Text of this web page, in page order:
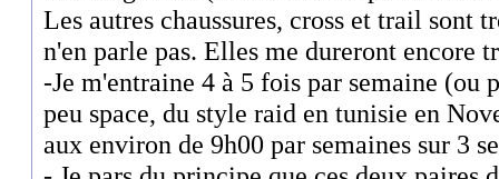
Les autres chaussures, cross et trail sont
n'en parle pas. Elles me dureront encore
-Je m'entraine 4 à 5 fois par semaine (ou
peu space, du style raid en tunisie en
aux environ de 9h00 par semaines sur 3